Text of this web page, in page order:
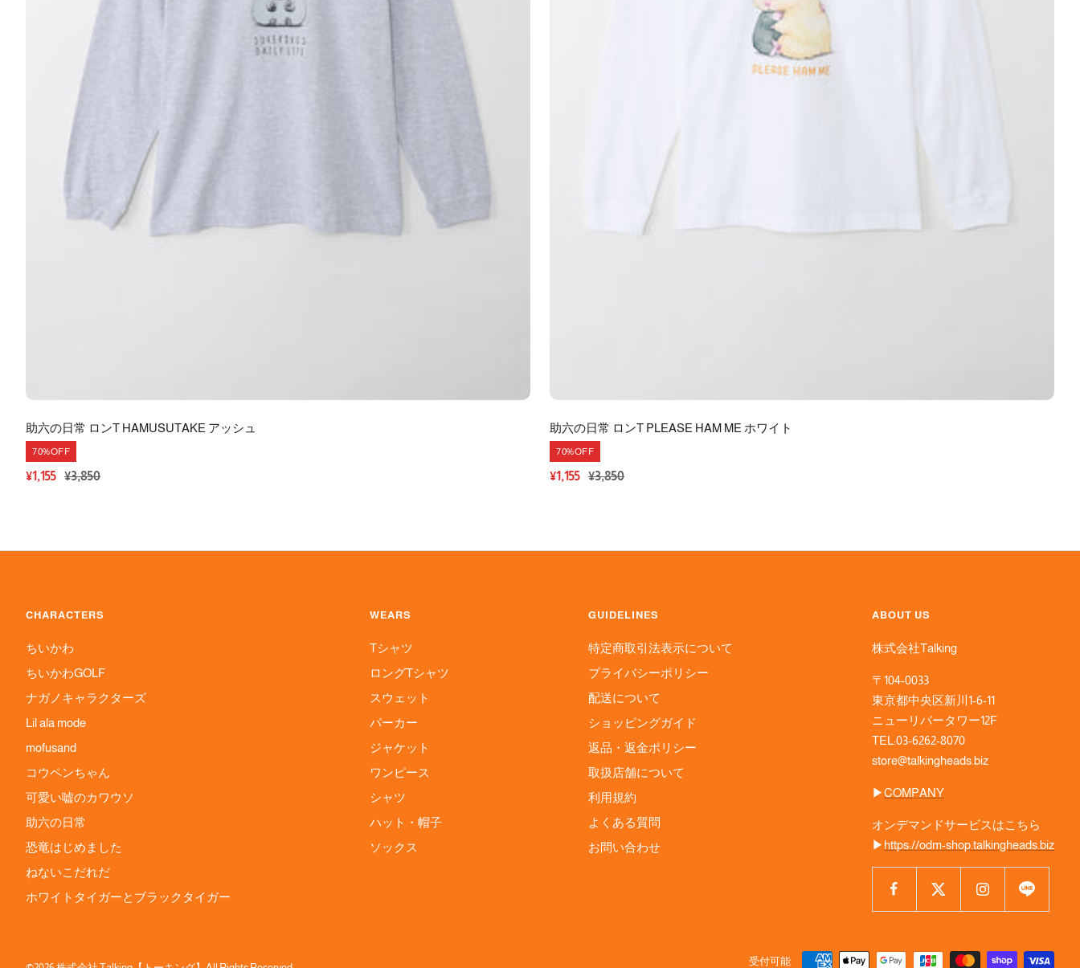
助六の日常 ロンT HAMUSUTAKE アッシュ
70%OFF
セ
ー
ル
価
格
¥1,155 通
常
価
格
¥3,850
助六の日常 ロンT PLEASE HAM ME ホワイト
70%OFF
セ
ー
ル
価
格
¥1,155 通
常
価
格
¥3,850
CHARACTERS
ちいかわ
ちいかわGOLF
ナガノキャラクターズ
Lil ala mode
mofusand
コウペンちゃん
可愛い嘘のカワウソ
助六の日常
恐竜はじめました
ねないこだれだ
ホワイトタイガーとブラックタイガー
WEARS
Tシャツ
ロングTシャツ
スウェット
パーカー
ジャケット
ワンピース
シャツ
ハット・帽子
ソックス
GUIDELINES
特定商取引法表示について
プライバシーポリシー
配送について
ショッピングガイド
返品・返金ポリシー
取扱店舗について
利用規約
よくある質問
お問い合わせ
ABOUT US
株式会社Talking
〒104-0033
東京都中央区新川1-6-11
ニューリバータワー12F
TEL:03-6262-8070
store@talkingheads.biz
▶︎COMPANY
オンデマンドサービスはこちら
▶︎ https://odm-shop.talkingheads.biz
受付可能